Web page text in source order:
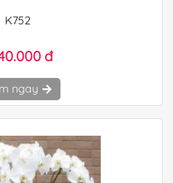
K752
đ
ngay